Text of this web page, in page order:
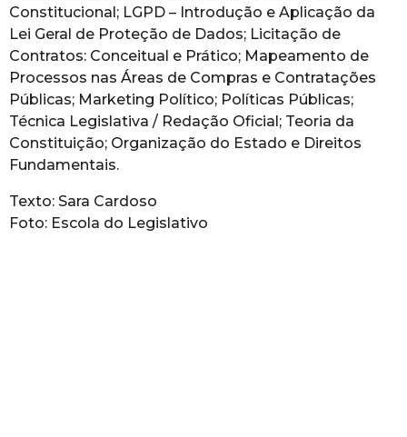
Constitucional; LGPD – Introdução e Aplicação da
Lei Geral de Proteção de Dados; Licitação de
Contratos: Conceitual e Prático; Mapeamento de
Processos nas Áreas de Compras e Contratações
Públicas; Marketing Político; Políticas Públicas;
Técnica Legislativa / Redação Oficial; Teoria da
Constituição; Organização do Estado e Direitos
Fundamentais.
Texto: Sara Cardoso
Foto: Escola do Legislativo